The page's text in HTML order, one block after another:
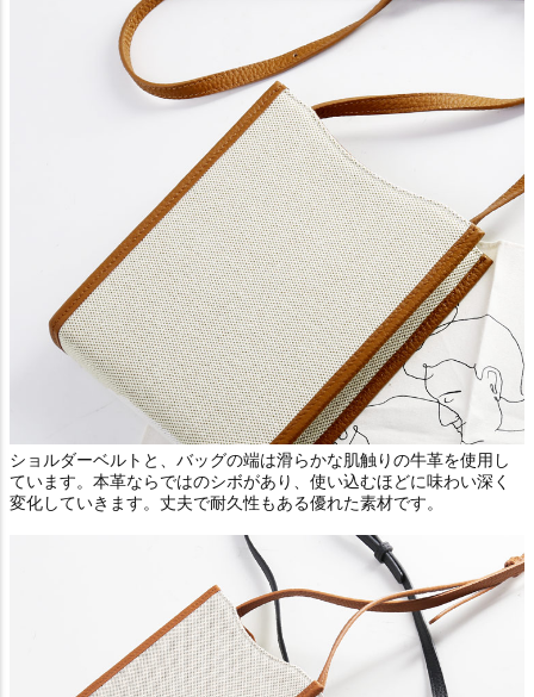
ショルダーベルトと、バッグの端は滑らかな肌触りの牛革を使用し
ています。本革ならではのシボがあり、使い込むほどに味わい深く
変化していきます。丈夫で耐久性もある優れた素材です。